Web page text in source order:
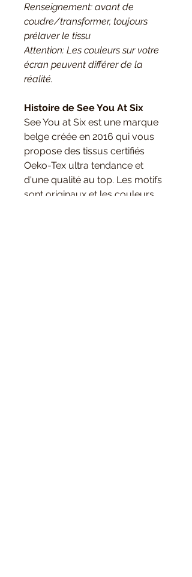
Renseignement: avant de
coudre/transformer, toujours
prélaver le tissu
Attention: Les couleurs sur votre
écran peuvent différer de la
réalité.
Histoire de See You At Six
See You at Six est une marque
belge créée en 2016 qui vous
propose des tissus certifiés
Oeko-Tex ultra tendance et
d'une qualité au top. Les motifs
sont originaux et les couleurs